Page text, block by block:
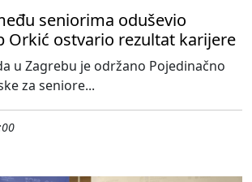
seniorima oduševio
Orkić ostvario rezultat karijere
u Zagrebu je održano Pojedinačno
za seniore...